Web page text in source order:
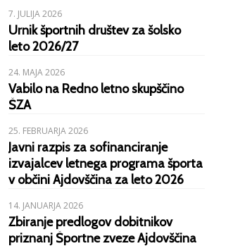
7. JULIJA 2026
Urnik športnih društev za šolsko
leto 2026/27
24. MAJA 2026
Vabilo na Redno letno skupščino
ŠZA
25. FEBRUARJA 2026
Javni razpis za sofinanciranje
izvajalcev letnega programa športa
v občini Ajdovščina za leto 2026
14. JANUARJA 2026
Zbiranje predlogov dobitnikov
priznanj Športne zveze Ajdovščina